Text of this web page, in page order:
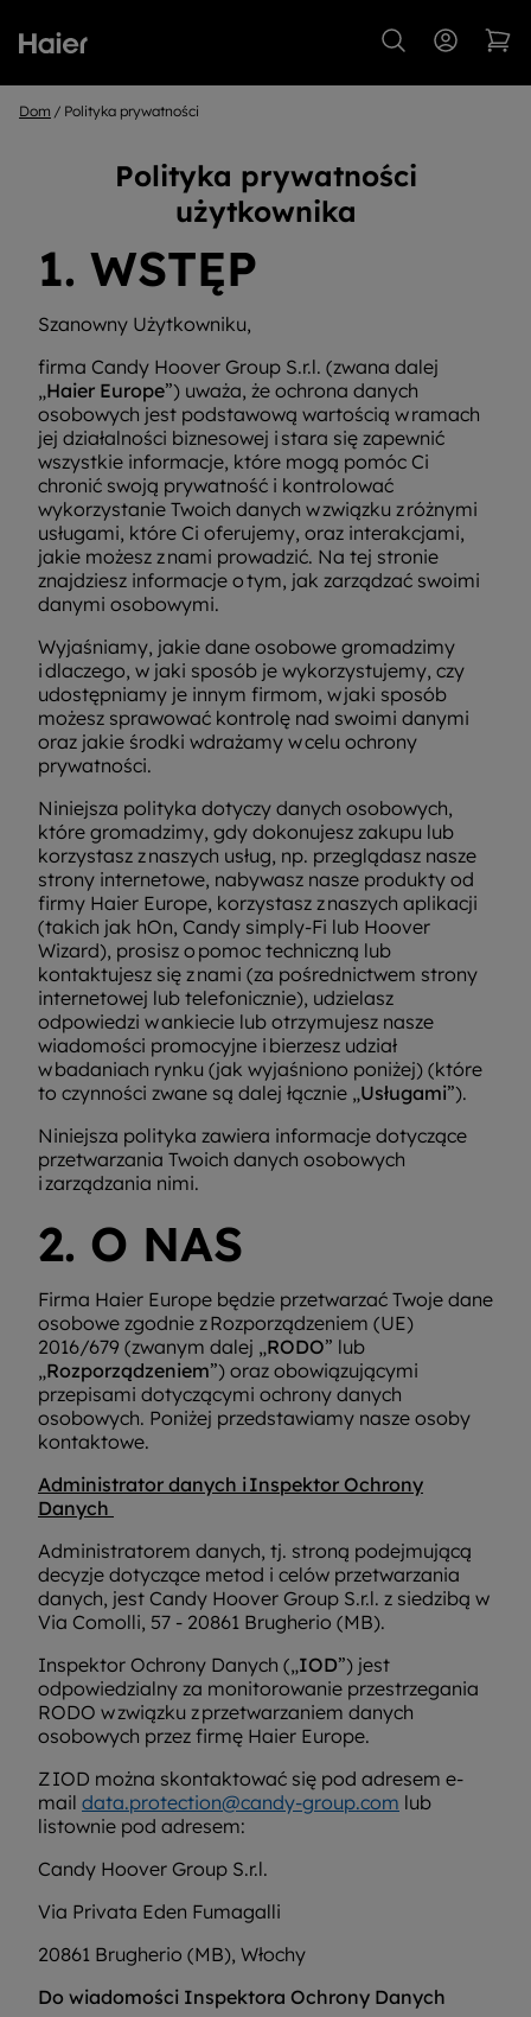
Dom Polityka prywatności
Polityka prywatności
użytkownika
1. WSTĘP
Szanowny Użytkowniku,
firma Candy Hoover Group S.r.l. (zwana dalej
„Haier Europe”) uważa, że ochrona danych
osobowych jest podstawową wartością w ramach
jej działalności biznesowej i stara się zapewnić
wszystkie informacje, które mogą pomóc Ci
chronić swoją prywatność i kontrolować
wykorzystanie Twoich danych w związku z różnymi
usługami, które Ci oferujemy, oraz interakcjami,
jakie możesz z nami prowadzić. Na tej stronie
znajdziesz informacje o tym, jak zarządzać swoimi
danymi osobowymi.
Wyjaśniamy, jakie dane osobowe gromadzimy
i dlaczego, w jaki sposób je wykorzystujemy, czy
udostępniamy je innym firmom, w jaki sposób
możesz sprawować kontrolę nad swoimi danymi
oraz jakie środki wdrażamy w celu ochrony
prywatności.
Niniejsza polityka dotyczy danych osobowych,
które gromadzimy, gdy dokonujesz zakupu lub
korzystasz z naszych usług, np. przeglądasz nasze
strony internetowe, nabywasz nasze produkty od
firmy Haier Europe, korzystasz z naszych aplikacji
(takich jak hOn, Candy simply-Fi lub Hoover
Wizard), prosisz o pomoc techniczną lub
kontaktujesz się z nami (za pośrednictwem strony
internetowej lub telefonicznie), udzielasz
odpowiedzi w ankiecie lub otrzymujesz nasze
wiadomości promocyjne i bierzesz udział
w badaniach rynku (jak wyjaśniono poniżej) (które
to czynności zwane są dalej łącznie „Usługami”).
Niniejsza polityka zawiera informacje dotyczące
przetwarzania Twoich danych osobowych
i zarządzania nimi.
2. O NAS
Firma Haier Europe będzie przetwarzać Twoje dane
osobowe zgodnie z Rozporządzeniem (UE)
2016/679 (zwanym dalej „RODO” lub
„Rozporządzeniem”) oraz obowiązującymi
przepisami dotyczącymi ochrony danych
osobowych. Poniżej przedstawiamy nasze osoby
kontaktowe.
Administrator danych i Inspektor Ochrony
Danych
Administratorem danych, tj. stroną podejmującą
decyzje dotyczące metod i celów przetwarzania
danych, jest Candy Hoover Group S.r.l. z siedzibą w
Via Comolli, 57 - 20861 Brugherio (MB).
Inspektor Ochrony Danych („IOD”) jest
odpowiedzialny za monitorowanie przestrzegania
RODO w związku z przetwarzaniem danych
osobowych przez firmę Haier Europe.
Z IOD można skontaktować się pod adresem e-
mail data.protection@candy-group.com lub
listownie pod adresem:
Candy Hoover Group S.r.l.
Via Privata Eden Fumagalli
20861 Brugherio (MB), Włochy
Do wiadomości Inspektora Ochrony Danych